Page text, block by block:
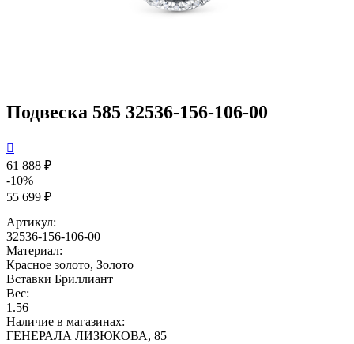
Подвеска 585 32536-156-106-00

61 888 ₽
-10%
55 699 ₽
Артикул:
32536-156-106-00
Материал:
Красное золото, Золото
Вставки Бриллиант
Вес:
1.56
Наличие в магазинах:
ГЕНЕРАЛА ЛИЗЮКОВА, 85